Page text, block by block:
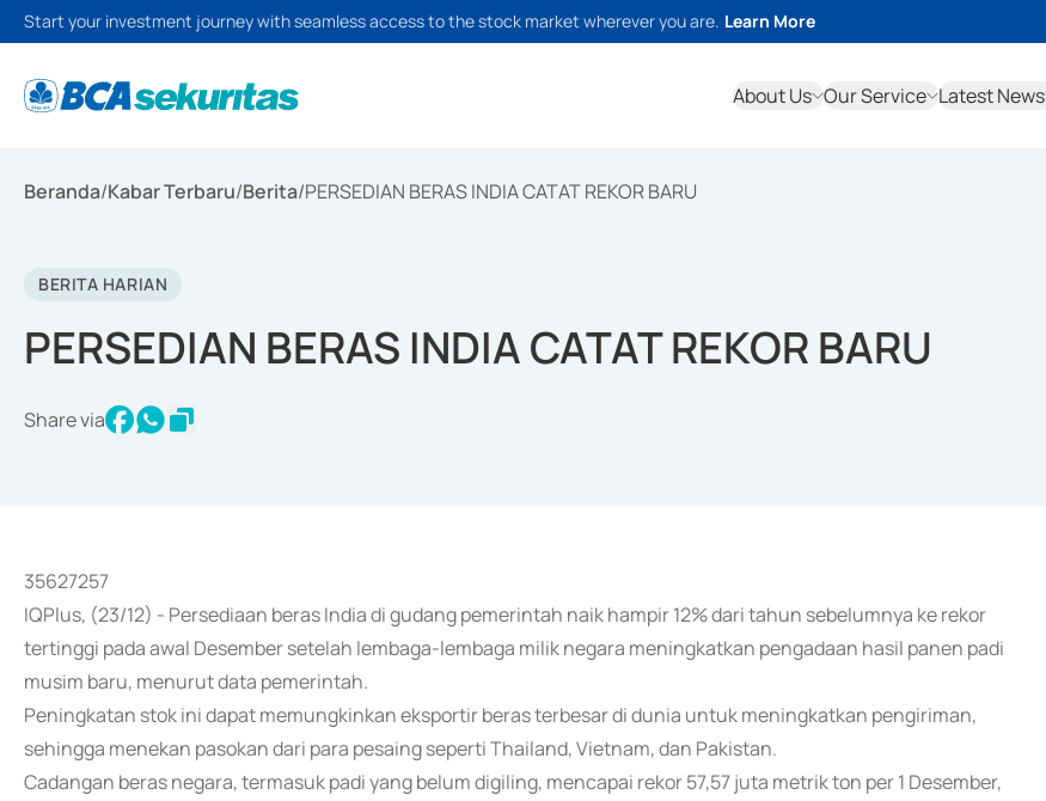
Start your investment journey with seamless access to the stock market wherever you are. Learn More
About Us Our Service Latest News
Beranda/Kabar Terbaru/Berita/PERSEDIAN BERAS INDIA CATAT REKOR BARU
BERITA HARIAN
PERSEDIAN BERAS INDIA CATAT REKOR BARU
Share via
35627257
IQPlus, (23/12) - Persediaan beras India di gudang pemerintah naik hampir 12% dari tahun sebelumnya ke rekor
tertinggi pada awal Desember setelah lembaga-lembaga milik negara meningkatkan pengadaan hasil panen padi
musim baru, menurut data pemerintah.
Peningkatan stok ini dapat memungkinkan eksportir beras terbesar di dunia untuk meningkatkan pengiriman,
sehingga menekan pasokan dari para pesaing seperti Thailand, Vietnam, dan Pakistan.
Cadangan beras negara, termasuk padi yang belum digiling, mencapai rekor 57,57 juta metrik ton per 1 Desember,